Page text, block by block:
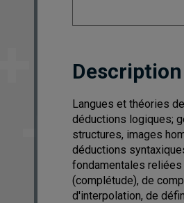
Description
Langues et théories
déductions logiques;
structures, images
déductions
fondamentales reliées
(complétude), de
d'interpolation, de